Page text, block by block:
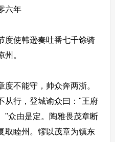
六年
使韩逊奏吐番七千馀骑
。
不能守，帅众奔两浙。
从行，登城谕众曰："王府
"众由是定。陶雅畏茂章断
取睦州。镠以茂章为镇东